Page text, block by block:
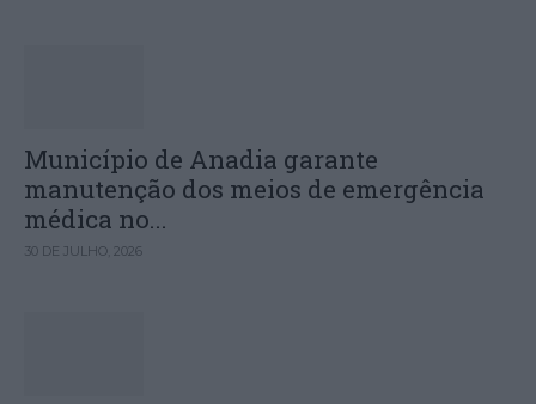
Município de Anadia garante
manutenção dos meios de emergência
médica no...
30 DE JULHO, 2026